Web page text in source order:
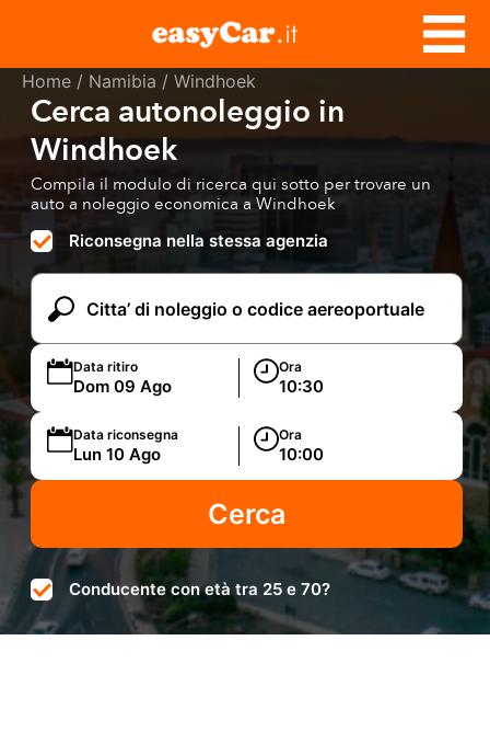
Home / Namibia / Windhoek
Cerca autonoleggio in
Windhoek
Compila il modulo di ricerca qui sotto per trovare un
auto a noleggio economica a Windhoek
Riconsegna nella stessa agenzia
Data ritiro Ora
Data riconsegna Ora
Conducente con età tra 25 e 70?